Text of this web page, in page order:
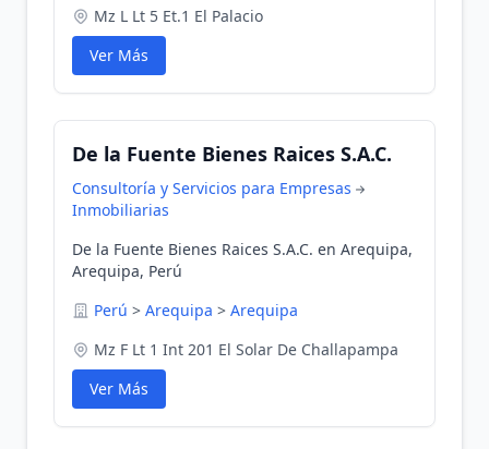
Mz L Lt 5 Et.1 El Palacio
Ver Más
De la Fuente Bienes Raices S.A.C.
Consultoría y Servicios para Empresas
Inmobiliarias
De la Fuente Bienes Raices S.A.C. en Arequipa,
Arequipa, Perú
Perú > Arequipa > Arequipa
Mz F Lt 1 Int 201 El Solar De Challapampa
Ver Más